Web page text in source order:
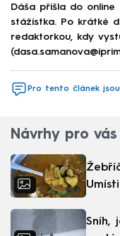
Dáša přišla do online
stážistka. Po krátké
redaktorkou, kdy
Pro tento článek
Návrhy pro vás
Sníh,